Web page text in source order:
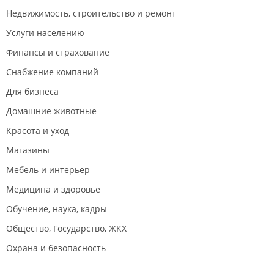
Недвижимость, строительство и ремонт
Услуги населению
Финансы и страхование
Снабжение компаний
Для бизнеса
Домашние животные
Красота и уход
Магазины
Мебель и интерьер
Медицина и здоровье
Обучение, наука, кадры
Общество, Государство, ЖКХ
Охрана и безопасность